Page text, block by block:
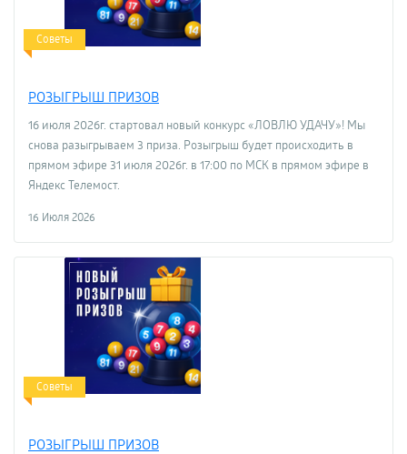
Советы
РОЗЫГРЫШ ПРИЗОВ
16 июля 2026г. стартовал новый конкурс «ЛОВЛЮ УДАЧУ»! Мы
снова разыгрываем 3 приза. Розыгрыш будет происходить в
прямом эфире 31 июля 2026г. в 17:00 по МСК в прямом эфире в
Яндекс Телемост.
16 Июля 2026
Советы
РОЗЫГРЫШ ПРИЗОВ